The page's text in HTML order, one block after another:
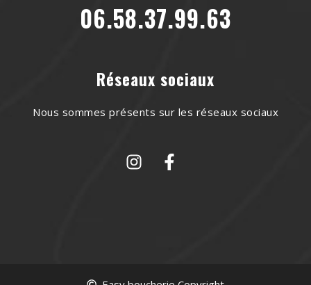
06.58.37.99.63
Réseaux sociaux
Nous sommes présents sur les réseaux sociaux